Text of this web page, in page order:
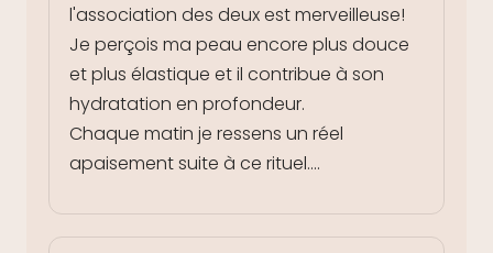
l'association des deux est merveilleuse!
Je perçois ma peau encore plus douce
et plus élastique et il contribue à son
hydratation en profondeur.
Chaque matin je ressens un réel
apaisement suite à ce rituel....